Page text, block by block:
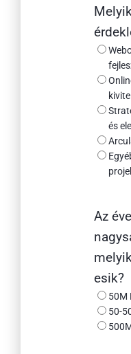
és
Az
esik?
50M
50-